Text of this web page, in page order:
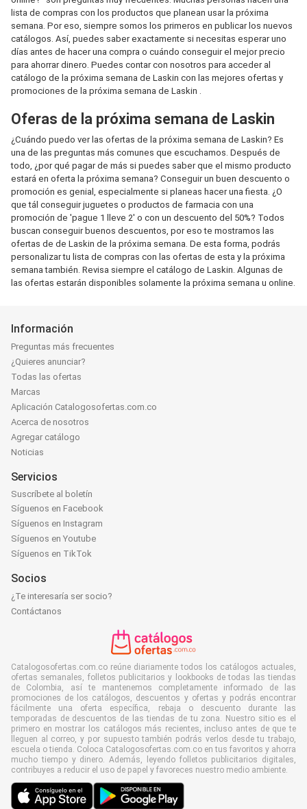
lista de compras con los productos que planean usar la próxima
semana. Por eso, siempre somos los primeros en publicar los nuevos
catálogos. Así, puedes saber exactamente si necesitas esperar uno
días antes de hacer una compra o cuándo conseguir el mejor precio
para ahorrar dinero. Puedes contar con nosotros para acceder al
catálogo de la próxima semana de Laskin con las mejores ofertas y
promociones de la próxima semana de Laskin .
Oferas de la próxima semana de Laskin
¿Cuándo puedo ver las ofertas de la próxima semana de Laskin? Es
una de las preguntas más comunes que escuchamos. Después de
todo, ¿por qué pagar de más si puedes saber que el mismo producto
estará en oferta la próxima semana? Conseguir un buen descuento o
promoción es genial, especialmente si planeas hacer una fiesta. ¿O
que tál conseguir juguetes o productos de farmacia con una
promoción de 'pague 1 lleve 2' o con un descuento del 50%? Todos
buscan conseguir buenos descuentos, por eso te mostramos las
ofertas de de Laskin de la próxima semana. De esta forma, podrás
personalizar tu lista de compras con las ofertas de esta y la próxima
semana también. Revisa siempre el catálogo de Laskin. Algunas de
las ofertas estarán disponibles solamente la próxima semana u online.
Información
Preguntas más frecuentes
¿Quieres anunciar?
Todas las ofertas
Marcas
Aplicación Catalogosofertas.com.co
Acerca de nosotros
Agregar catálogo
Noticias
Servicios
Suscríbete al boletín
Síguenos en Facebook
Síguenos en Instagram
Síguenos en Youtube
Síguenos en TikTok
Socios
¿Te interesaría ser socio?
Contáctanos
Catalogosofertas.com.co reúne diariamente todos los catálogos actuales,
ofertas semanales, folletos publicitarios y lookbooks de todas las tiendas
de Colombia, así te mantenemos completamente informado de las
promociones de los catálogos, descuentos y ofertas y podrás encontrar
fácilmente una oferta específica, rebaja o descuento durante las
temporadas de descuentos de las tiendas de tu zona. Nuestro sitio es el
primero en mostrar los catálogos más recientes, incluso antes de que te
lleguen al correo, y por supuesto también podrás verlos desde tu trabajo,
escuela o tienda. Coloca Catalogosofertas.com.co en tus favoritos y ahorra
mucho tiempo y dinero. Además, leyendo folletos publicitarios digitales,
contribuyes a reducir el uso de papel y favoreces nuestro medio ambiente.